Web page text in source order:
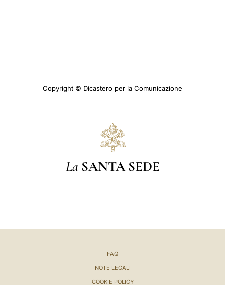
Copyright © Dicastero per la Comunicazione
La SANTA SEDE
FAQ
NOTE LEGALI
COOKIE POLICY